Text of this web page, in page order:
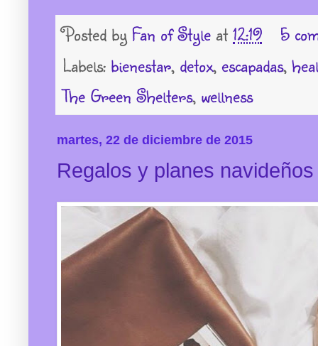
Posted by Fan of Style at 12:19
5
Labels: bienestar, detox, escapadas,
The Green Shelters, wellness
martes, 22 de diciembre de 2015
Regalos y planes